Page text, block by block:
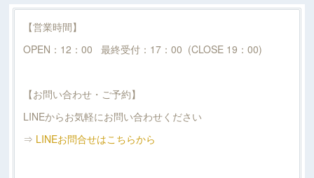
【営業時間】
OPEN：12：00 最終受付：17：00 (CLOSE 19：00)
【お問い合わせ・ご予約】
LINEからお気軽にお問い合わせください
⇒ LINEお問合せはこちらから